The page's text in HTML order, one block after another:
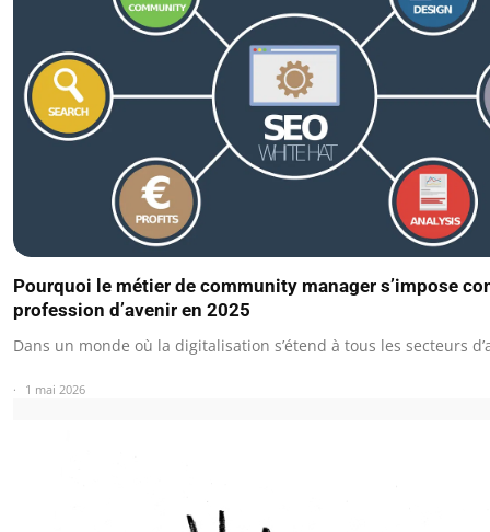
Pourquoi le métier de community manager s’impose
profession d’avenir en 2025
Dans un monde où la digitalisation s’étend à tous les secteurs
1 mai 2026